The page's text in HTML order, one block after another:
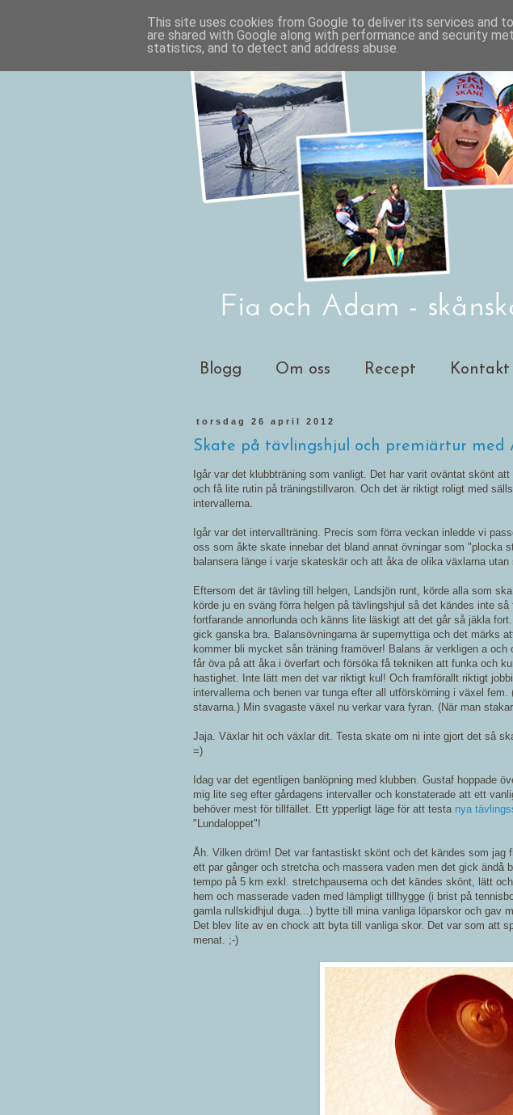
Blogg Om oss Recept Kontakt
torsdag 26 april 2012
Skate på tävlingshjul och premiärtur med
Igår var det klubbträning som vanligt. Det har varit oväntat skönt
och få lite rutin på träningstillvaron. Och det är riktigt roligt med
intervallerna.
Igår var det intervallträning. Precis som förra veckan inledde vi
oss som åkte skate innebar det bland annat övningar som "plocka
balansera länge i varje skateskär och att åka de olika växlarna utan
Eftersom det är tävling till helgen, Landsjön runt, körde alla som
körde ju en sväng förra helgen på tävlingshjul så det kändes inte
fortfarande annorlunda och känns lite läskigt att det går så jäkla
gick ganska bra. Balansövningarna är supernyttiga och det märks
kommer bli mycket sån träning framöver! Balans är verkligen a
får öva på att åka i överfart och försöka få tekniken att funka och
hastighet. Inte lätt men det var riktigt kul! Och framförallt riktigt
intervallerna och benen var tunga efter all utförskörning i växel
stavarna.) Min svagaste växel nu verkar vara fyran. (När man
Jaja. Växlar hit och växlar dit. Testa skate om ni inte gjort det så
=)
Idag var det egentligen banlöpning med klubben. Gustaf hoppade
mig lite seg efter gårdagens intervaller och konstaterade att ett
behöver mest för tillfället. Ett ypperligt läge för att testa nya
"Lundaloppet"!
Åh. Vilken dröm! Det var fantastiskt skönt och det kändes som jag
ett par gånger och stretcha och massera vaden men det gick ändå
tempo på 5 km exkl. stretchpauserna och det kändes skönt, lätt
hem och masserade vaden med lämpligt tillhygge (i brist på
gamla rullskidhjul duga...) bytte till mina vanliga löparskor och gav
Det blev lite av en chock att byta till vanliga skor. Det var som att
menat. ;-)
This site uses cookies from Google to deliver its services and
are shared with Google along with performance and security
statistics, and to detect and address abuse.